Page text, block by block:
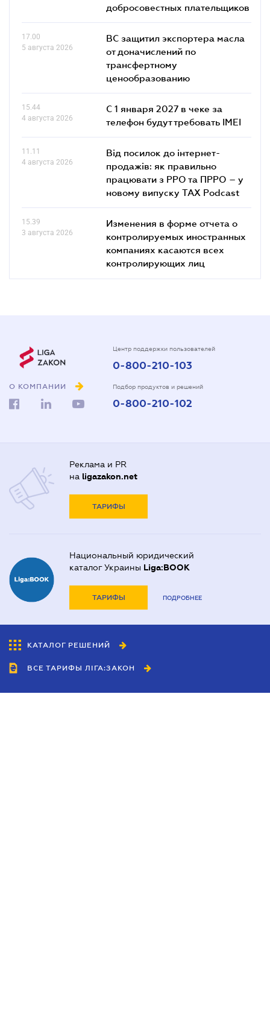
добросовестных плательщиков
17.00
5 августа 2026
ВС защитил экспортера масла
от доначислений по
трансфертному
ценообразованию
15.44
4 августа 2026
С 1 января 2027 в чеке за
телефон будут требовать IMEI
11.11
4 августа 2026
Від посилок до інтернет-
продажів: як правильно
працювати з РРО та ПРРО – у
новому випуску TAX Podcast
15.39
3 августа 2026
Изменения в форме отчета о
контролируемых иностранных
компаниях касаются всех
контролирующих лиц
О КОМПАНИИ
Центр поддержки пользователей
0-800-210-103
Подбор продуктов и решений
0-800-210-102
Реклама и PR
на ligazakon.net
ТАРИФЫ
Национальный юридический
каталог Украины Liga:BOOK
ТАРИФЫ ПОДРОБНЕЕ
КАТАЛОГ РЕШЕНИЙ
ВСЕ ТАРИФЫ ЛІГА:ЗАКОН